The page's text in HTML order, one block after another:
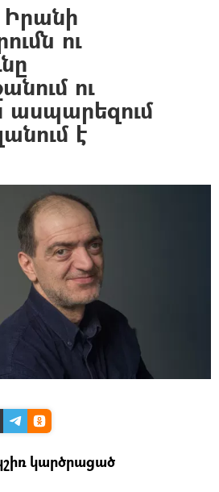
Իրանի
ու
ու
ասպարեզում
է
կարծրացած